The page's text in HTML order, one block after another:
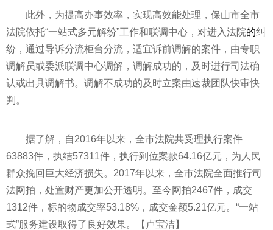
此外，为提高办事效率，实现高效能处理，保山市全市
法院依托“一站式多元解纷”工作和联调中心，对进入法院的纠
纷，通过导诉分流柜台分流，适宜诉前调解的案件，由专职
调解员或委派联调中心调解，调解成功的，及时进行司法确
认或出具调解书。调解不成功的及时立案由速裁团队快审快
判。
据了解，自2016年以来，全市法院共受理执行案件
63883件，执结57311件，执行到位案款64.16亿元，为人民
群众挽回巨大经济损失。2017年以来，全市法院全面推行司
法网拍，处置财产更加公开透明。至今网拍2467件，成交
1312件，标的物成交率53.18%，成交金额5.21亿元。“一站
式”服务建设取得了良好效果。【卢宝洁】